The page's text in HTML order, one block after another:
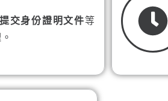
交身份證明文件等